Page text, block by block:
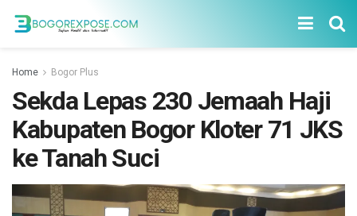
Home Bogor Plus
Sekda Lepas 230 Jemaah Haji
Kabupaten Bogor Kloter 71 JKS
ke Tanah Suci